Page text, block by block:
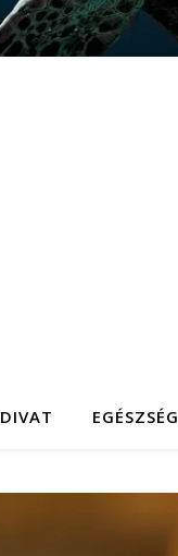
DIVAT EGÉSZSÉG